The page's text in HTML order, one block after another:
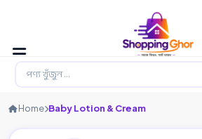
Home Baby Lotion & Cream